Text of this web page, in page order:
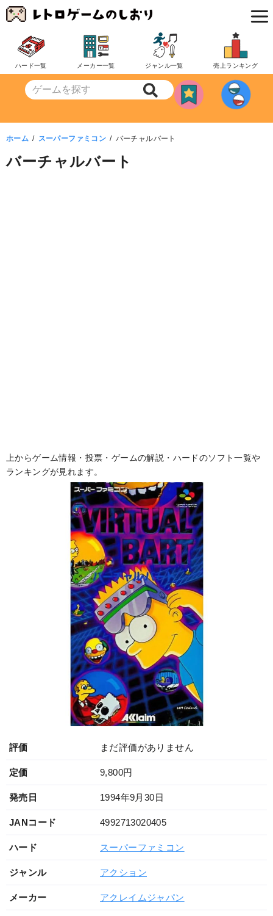
コ
ン
ツ
動
ハード一覧 メーカー一覧 ジャンル一覧 売上ランキング
ホーム スーパーファミコン バーチャルバート
バーチャルバート
上からゲーム情報・投票・ゲームの解説・ハードのソフト一覧や
ランキングが見れます。
評価 まだ評価がありません
定価 9,800円
発売日 1994年9月30日
JANコード 4992713020405
ハード スーパーファミコン
ジャンル アクション
メーカー アクレイムジャパン